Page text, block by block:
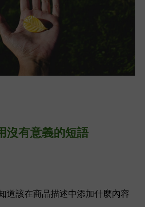
沒有意義的短語
道該在商品描述中添加什麼內容